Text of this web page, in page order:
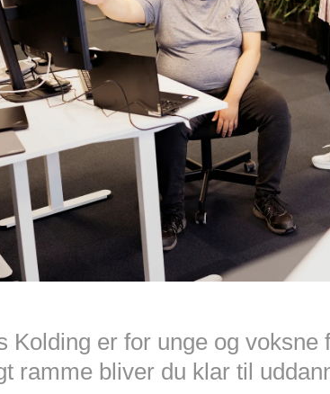
Kolding er for unge og
ramme bliver du klar til